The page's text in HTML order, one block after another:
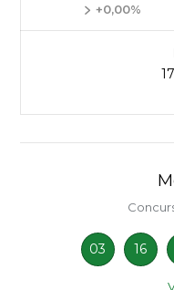
+0,00%
03 16